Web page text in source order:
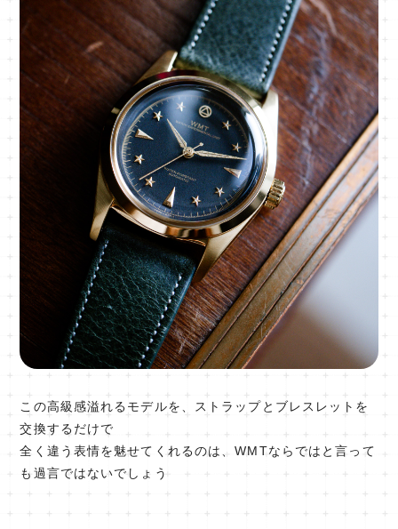
この高級感溢れるモデルを、ストラップとブレスレットを
交換するだけで
全く違う表情を魅せてくれるのは、WMTならではと言って
も過言ではないでしょう